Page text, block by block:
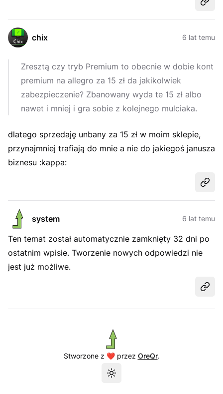
chix 6 lat temu
Zresztą czy tryb Premium to obecnie w dobie kont
premium na allegro za 15 zł da jakikolwiek
zabezpieczenie? Zbanowany wyda te 15 zł albo
nawet i mniej i gra sobie z kolejnego mulciaka.
dlatego sprzedaję unbany za 15 zł w moim sklepie,
przynajmniej trafiają do mnie a nie do jakiegoś janusza
biznesu :kappa:
system 6 lat temu
Ten temat został automatycznie zamknięty 32 dni po
ostatnim wpisie. Tworzenie nowych odpowiedzi nie
jest już możliwe.
Stworzone z ❤️ przez OreQr.
Przełącz motyw